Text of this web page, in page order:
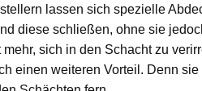
lassen sich spezielle
diese schließen, ohne sie
sich in den Schacht zu
einen weiteren Vorteil. Denn